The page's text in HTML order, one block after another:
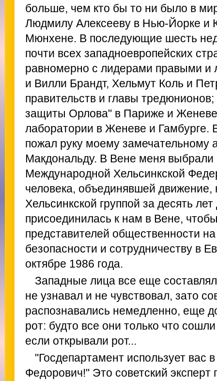
больше, чем кто бы то ни было в
Людмилу Алексееву в Нью-Йорке и
Мюнхене. В последующие шесть
почти всех западноевропейских
равномерно с лидерами правыми и
и Вилли Брандт, Хельмут Коль и
правительств и главы
защиты Орлова" в Париже и
лаборатории в Женеве и Гамбурге.
пожал руку моему замечательному
Макдональду. В Вене меня
Международной Хельсинкской
человека, объединявшей движение,
Хельсинкской группой за десять
присоединилась к нам в Вене,
представителей общественности
безопасности и сотрудничеству в
октябре 1986 года.
Западные лица все еще
не узнавал и не чувствовал, зато
распознавались немедленно, еще
рот: будто все они только что
если открывали рот...
"Госдепартамент использует вас
Федорович!" Это советский